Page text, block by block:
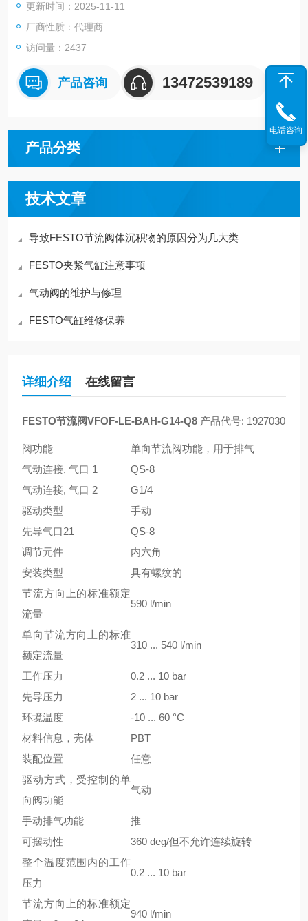
更新时间：2025-11-11
厂商性质：代理商
访问量：2437
产品咨询 13472539189
产品分类
技术文章
导致FESTO节流阀体沉积物的原因分为几大类
FESTO夹紧气缸注意事项
气动阀的维护与修理
FESTO气缸维修保养
详细介绍 在线留言
FESTO节流阀VFOF-LE-BAH-G14-Q8 产品代号: 1927030
阀功能
单向节流阀功能，用于排气
气动连接, 气口 1
QS-8
气动连接, 气口 2
G1/4
驱动类型
手动
先导气口21
QS-8
调节元件
内六角
安装类型
具有螺纹的
节流方向上的标准额定
流量
590 l/min
单向节流方向上的标准
额定流量
310 ... 540 l/min
工作压力
0.2 ... 10 bar
先导压力
2 ... 10 bar
环境温度
-10 ... 60 °C
材料信息，壳体
PBT
装配位置
任意
驱动方式，受控制的单
向阀功能
气动
手动排气功能
推
可摆动性
360 deg/但不允许连续旋转
整个温度范围内的工作
压力
0.2 ... 10 bar
节流方向上的标准额定
940 l/min
电话咨询